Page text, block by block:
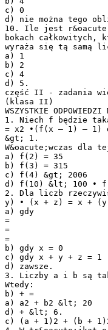
c) 0
d) nie można tego
10. Ile jest
bokach całkowitych,
wyraża się tą samą
a) 1
b) 2
c) 4
d) 5.
część II - zadania
(klasa II)
WSZYSTKIE ODPOWIEDZI
1. Niech f będzie
= x2 ∙(f(x – 1) – 1)
&gt; 1.
W&oacute;wczas dla
a) f(2) = 35
b) f(3) = 315
c) f(4) &gt; 2006
d) f(10) &lt; 100 ∙
2. Dla liczb
y) ∙ (x + z) = x + (y
a) gdy
=
=
=
b) gdy x = 0
c) gdy x + y + z = 1
d) zawsze.
3. Liczby a i b są
Wtedy:
b) + =
a) a2 + b2 &lt; 20
d) + &lt; 6.
c) (a + 1)2 + (b +